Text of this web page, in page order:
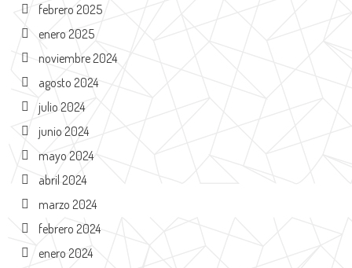
febrero 2025
enero 2025
noviembre 2024
agosto 2024
julio 2024
junio 2024
mayo 2024
abril 2024
marzo 2024
febrero 2024
enero 2024